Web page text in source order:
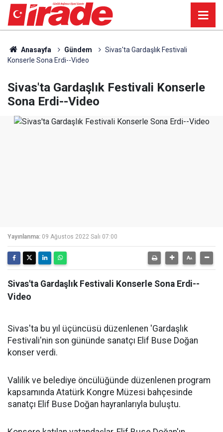
Anasayfa Gündem
Sivas'ta Gardaşlık Festivali
Konserle Sona Erdi--Video
Sivas'ta Gardaşlık Festivali Konserle
Sona Erdi--Video
Yayınlanma: 09 Ağustos 2022 Salı 07:00
Sivas'ta Gardaşlık Festivali Konserle Sona Erdi--
Video
Sivas'ta bu yıl üçüncüsü düzenlenen 'Gardaşlık
Festivali'nin son gününde sanatçı Elif Buse Doğan
konser verdi.
Valilik ve belediye öncülüğünde düzenlenen program
kapsamında Atatürk Kongre Müzesi bahçesinde
sanatçı Elif Buse Doğan hayranlarıyla buluştu.